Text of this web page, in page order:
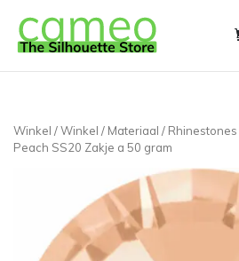
Winkel /Winkel / Materiaal / Rhinestones
Peach SS20 Zakje a 50 gram